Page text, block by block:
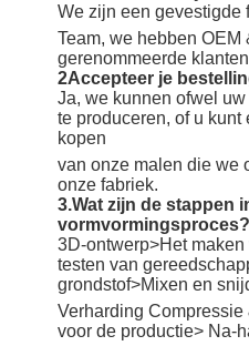
We zijn een gevestigde
Team, we hebben OEM
gerenommeerde
2Accepteer je
Ja, we kunnen ofwel
te produceren, of u
kopen
van onze malen die we
onze fabriek.
3.Wat zijn de stappen
vormvormingsproces?
3D-ontwerp>Het
testen van
grondstof>Mixen en
Verharding Compressie
voor de productie> Na-